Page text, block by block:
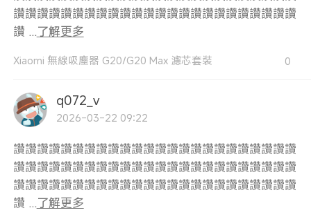
讚讚讚讚讚讚讚讚讚讚讚讚讚讚讚讚讚讚讚讚讚讚讚讚
讚 ...了解更多
Xiaomi 無線吸塵器 G20/G20 Max 濾芯套裝 0
q072_v
2026-03-22 09:22
讚讚讚讚讚讚讚讚讚讚讚讚讚讚讚讚讚讚讚讚讚讚讚讚
讚讚讚讚讚讚讚讚讚讚讚讚讚讚讚讚讚讚讚讚讚讚讚讚
讚讚讚讚讚讚讚讚讚讚讚讚讚讚讚讚讚讚讚讚讚讚讚讚
讚 ...了解更多